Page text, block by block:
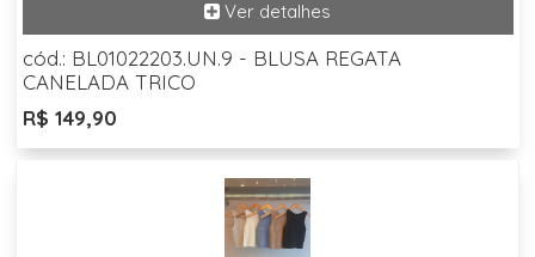
cód.: BL01022203.UN.9 - BLUSA REGATA
CANELADA TRICO
R$ 149,90